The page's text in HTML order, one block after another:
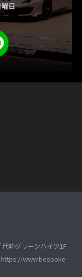
日
崎グリーンハイツ1F
https://www.bespoke-